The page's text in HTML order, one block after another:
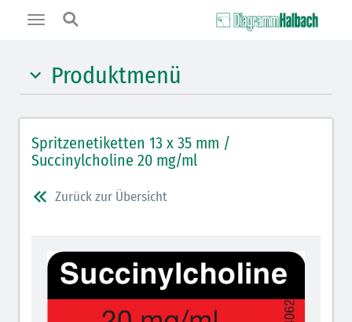
Toggle
Produktmenü
Benzodiazepine (orange)
Benzodiazepin-Antagonisten (orange schraffiert)
Muskelrelaxantien (weiß-rot): DIVI seit 2012
Opiate/Opioide (hellblau)
Opioid-Antagonisten (hellblau schraffiert)
Spritzenetiketten 13 x 35 mm /
Succinylcholine 20 mg/ml
Zurück zur Übersicht